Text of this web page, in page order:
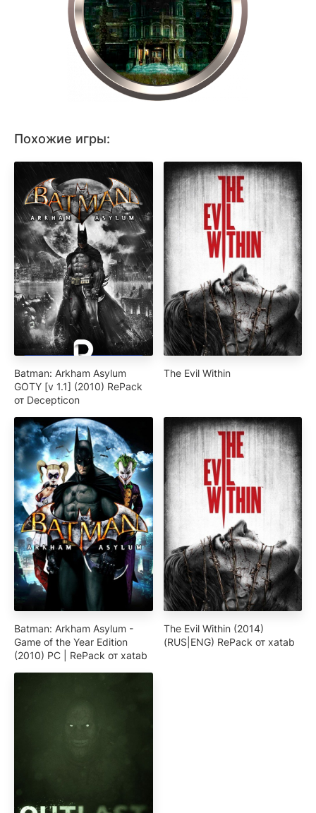
Похожие игры:
Batman: Arkham Asylum
GOTY [v 1.1] (2010) RePack
от Decepticon
The Evil Within
Batman: Arkham Asylum -
Game of the Year Edition
(2010) PC | RePack от xatab
The Evil Within (2014)
(RUS|ENG) RePack от xatab